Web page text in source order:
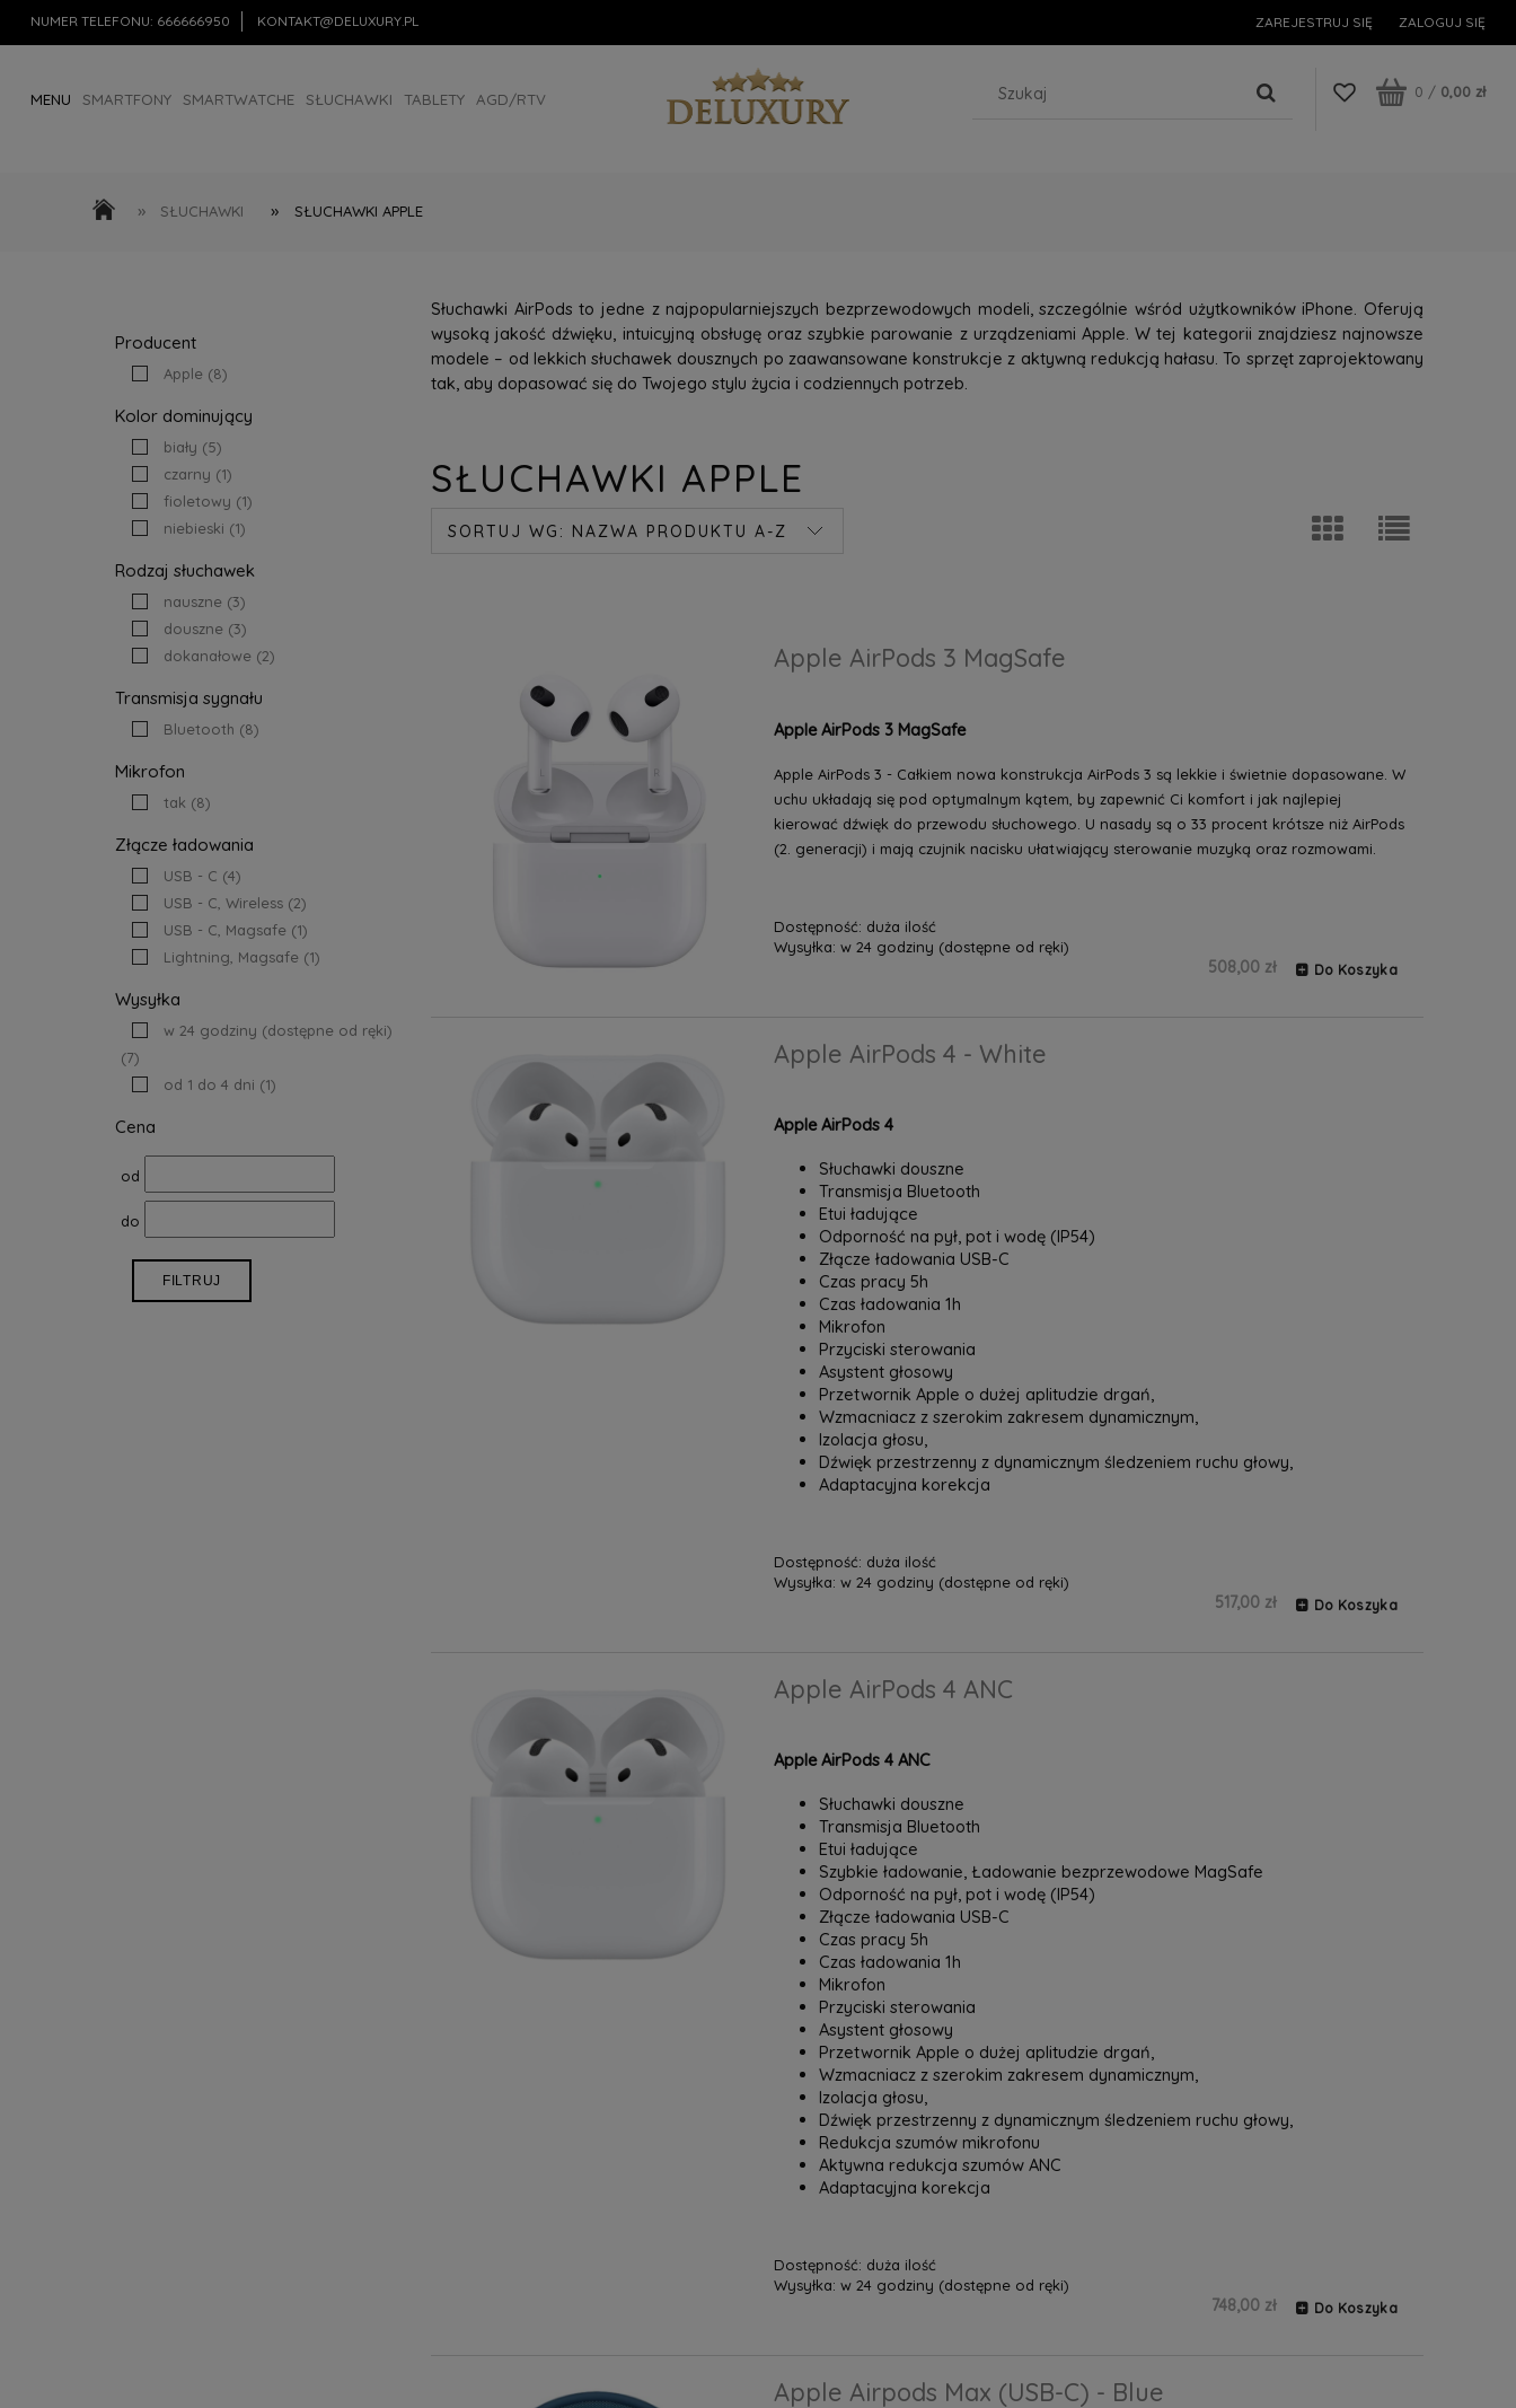
NUMER TELEFONU: 666666950 KONTAKT@DELUXURY.PL ZAREJESTRUJ SIĘ ZALOGUJ SIĘ
MENU SMARTFONY SMARTWATCHE SŁUCHAWKI TABLETY AGD/RTV 0 / 0,00 zł
» SŁUCHAWKI » SŁUCHAWKI APPLE
Producent
Apple (8)
Kolor dominujący
biały (5)
czarny (1)
fioletowy (1)
niebieski (1)
Rodzaj słuchawek
nauszne (3)
douszne (3)
dokanałowe (2)
Transmisja sygnału
Bluetooth (8)
Mikrofon
tak (8)
Złącze ładowania
USB - C (4)
USB - C, Wireless (2)
USB - C, Magsafe (1)
Lightning, Magsafe (1)
Wysyłka
w 24 godziny (dostępne od ręki)
(7)
od 1 do 4 dni (1)
Cena
od
do
FILTRUJ
Słuchawki AirPods to jedne z najpopularniejszych bezprzewodowych modeli, szczególnie wśród użytkowników iPhone. Oferują
wysoką jakość dźwięku, intuicyjną obsługę oraz szybkie parowanie z urządzeniami Apple. W tej kategorii znajdziesz najnowsze
modele – od lekkich słuchawek dousznych po zaawansowane konstrukcje z aktywną redukcją hałasu. To sprzęt zaprojektowany
tak, aby dopasować się do Twojego stylu życia i codziennych potrzeb.
SŁUCHAWKI APPLE
SORTUJ WG: NAZWA PRODUKTU A-Z
Apple AirPods 3 MagSafe
Apple AirPods 3 MagSafe
Apple AirPods 3 - Całkiem nowa konstrukcja AirPods 3 są lekkie i świetnie dopasowane. W
uchu układają się pod optymalnym kątem, by zapewnić Ci komfort i jak najlepiej
kierować dźwięk do przewodu słuchowego. U nasady są o 33 procent krótsze niż AirPods
(2. generacji) i mają czujnik nacisku ułatwiający sterowanie muzyką oraz rozmowami.
Dostępność: duża ilość
Wysyłka: w 24 godziny (dostępne od ręki)
508,00 zł Do Koszyka
Apple AirPods 4 - White
Apple AirPods 4
Słuchawki douszne
Transmisja Bluetooth
Etui ładujące
Odporność na pył, pot i wodę (IP54)
Złącze ładowania USB-C
Czas pracy 5h
Czas ładowania 1h
Mikrofon
Przyciski sterowania
Asystent głosowy
Przetwornik Apple o dużej aplitudzie drgań,
Wzmacniacz z szerokim zakresem dynamicznym,
Izolacja głosu,
Dźwięk przestrzenny z dynamicznym śledzeniem ruchu głowy,
Adaptacyjna korekcja
Dostępność: duża ilość
Wysyłka: w 24 godziny (dostępne od ręki)
517,00 zł Do Koszyka
Apple AirPods 4 ANC
Apple AirPods 4 ANC
Słuchawki douszne
Transmisja Bluetooth
Etui ładujące
Szybkie ładowanie, Ładowanie bezprzewodowe MagSafe
Odporność na pył, pot i wodę (IP54)
Złącze ładowania USB-C
Czas pracy 5h
Czas ładowania 1h
Mikrofon
Przyciski sterowania
Asystent głosowy
Przetwornik Apple o dużej aplitudzie drgań,
Wzmacniacz z szerokim zakresem dynamicznym,
Izolacja głosu,
Dźwięk przestrzenny z dynamicznym śledzeniem ruchu głowy,
Redukcja szumów mikrofonu
Aktywna redukcja szumów ANC
Adaptacyjna korekcja
Dostępność: duża ilość
Wysyłka: w 24 godziny (dostępne od ręki)
748,00 zł Do Koszyka
Apple Airpods Max (USB-C) - Blue